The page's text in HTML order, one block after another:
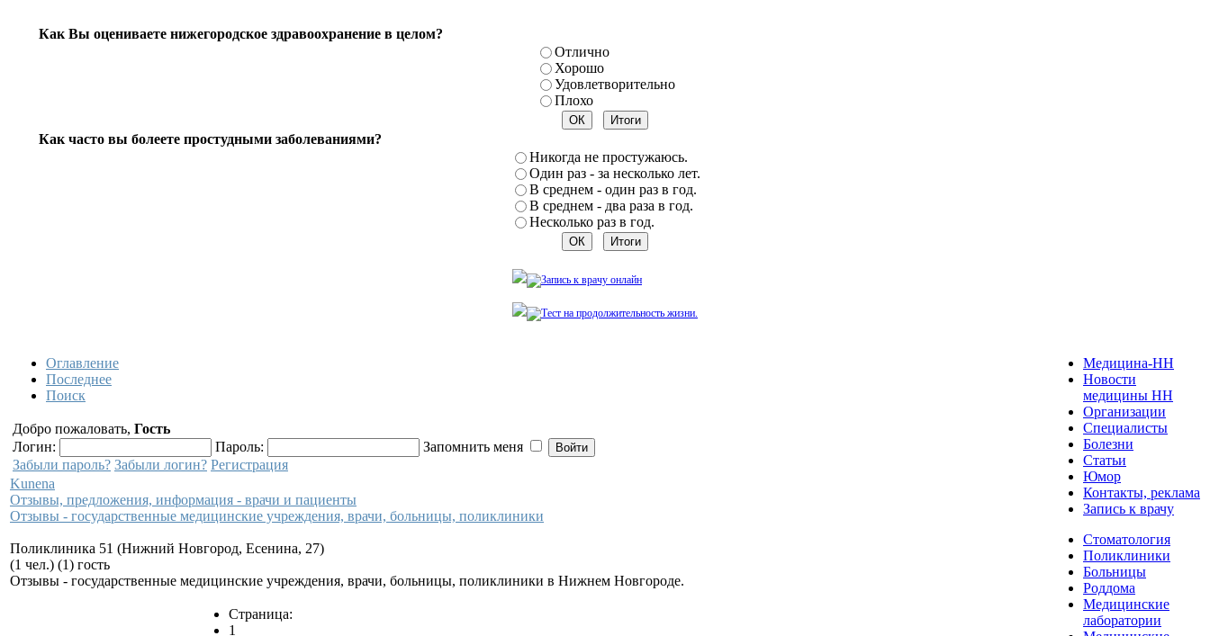
Как Вы оцениваете нижегородское здравоохранение в целом?
Отлично
Хорошо
Удовлетворительно
Плохо
Как часто вы болеете простудными заболеваниями?
Никогда не простужаюсь.
Один раз - за несколько лет.
В среднем - один раз в год.
В среднем - два раза в год.
Несколько раз в год.
Оглавление
Последнее
Поиск
Добро пожаловать, Гость
Логин:
Пароль:
Запомнить меня
Забыли пароль? Забыли логин? Регистрация
Kunena
Отзывы, предложения, информация - врачи и пациенты
Отзывы - государственные медицинские учреждения, врачи, больницы, поликлиники
Поликлиника 51 (Нижний Новгород, Есенина, 27)
(1 чел.) (1) гость
Отзывы - государственные медицинские учреждения, врачи, больницы, поликлиники в Нижнем Новгороде.
Страница:
1
Медицина-НН
Новости
медицины НН
Организации
Специалисты
Болезни
Статьи
Юмор
Контакты, реклама
Запись к врачу
Стоматология
Поликлиники
Больницы
Роддома
Медицинские
лаборатории